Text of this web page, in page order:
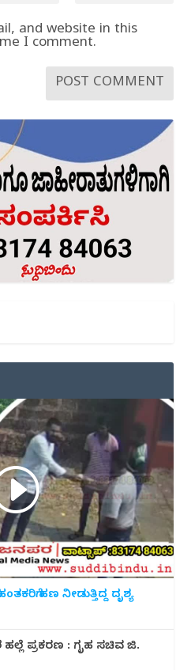
and website in this
I comment.
ಹಣ ನೀಡುತ್ತಿದ್ದ ದೃಶ್ಯ
ಪ್ರಕರಣ : ಗೃಹ ಸಚಿವ ಜಿ.